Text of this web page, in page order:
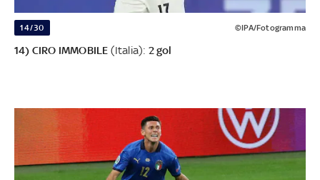
14/30 ©IPA/Fotogramma
14) CIRO IMMOBILE (Italia): 2 gol